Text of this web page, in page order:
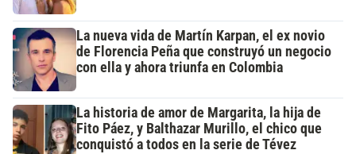
La nueva vida de Martín Karpan, el ex novio
de Florencia Peña que construyó un negocio
con ella y ahora triunfa en Colombia
La historia de amor de Margarita, la hija de
Fito Páez, y Balthazar Murillo, el chico que
conquistó a todos en la serie de Tévez